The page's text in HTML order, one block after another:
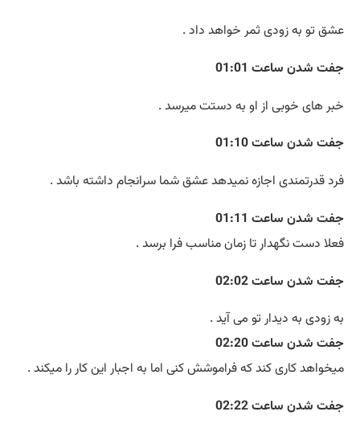
عشق تو به زودی ثمر خواهد داد .
جفت شدن ساعت 01:01
خبر های خوبی از او به دستت میرسد .
جفت شدن ساعت 01:10
فرد قدرتمندی اجازه نمیدهد عشق شما سرانجام داشته باشد .
جفت شدن ساعت 01:11
فعلا دست نگهدار تا زمان مناسب فرا برسد .
جفت شدن ساعت 02:02
به زودی به دیدار تو می آید .
جفت شدن ساعت 02:20
میخواهد کاری کند که فراموشش کنی اما به اجبار این کار را میکند .
جفت شدن ساعت 02:22